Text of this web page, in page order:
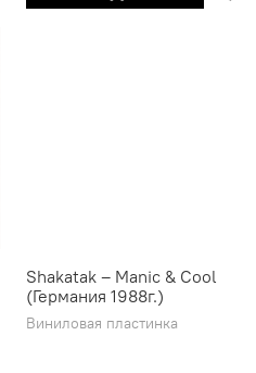
Shakatak – Manic & Cool
(Германия 1988г.)
Виниловая пластинка